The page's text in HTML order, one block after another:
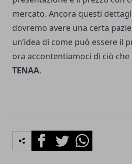
mercato. Ancora questi
dovremo avere una certa
un’idea di come può essere
ora accontentiamoci di ciò che
TENAA.
FacebookTwitterWhatsapp